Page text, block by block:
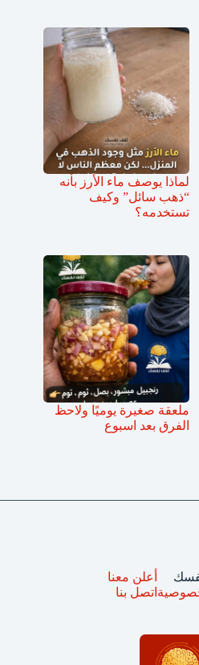
لماذا يوصف ماء الأرز بأنه
“ذهب سائل” وكيف
تستخدمه؟
ملعقة صغيرة يوميًا ولاحظ
الفرق بعد اسبوع
أعلن معنا
اتصل بنا